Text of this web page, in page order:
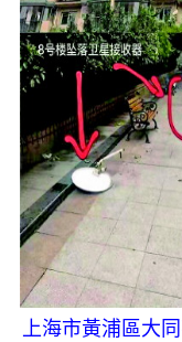
上海市黃浦區大